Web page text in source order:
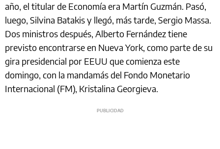
año, el titular de Economía era Martín Guzmán. Pasó,
luego, Silvina Batakis y llegó, más tarde, Sergio Massa.
Dos ministros después, Alberto Fernández tiene
previsto encontrarse en Nueva York, como parte de su
gira presidencial por EEUU que comienza este
domingo, con la mandamás del Fondo Monetario
Internacional (FM), Kristalina Georgieva.